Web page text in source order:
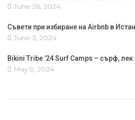
June 26, 2024
Съвети при избиране на Airbnb в
June 3, 2024
Bikini Tribe ’24 Surf Camps – сърф,
May 9, 2024